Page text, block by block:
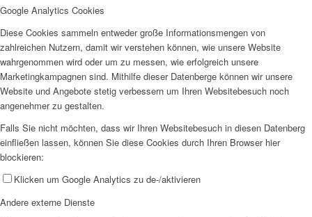
Google Analytics Cookies
Diese Cookies sammeln entweder große Informationsmengen von
zahlreichen Nutzern, damit wir verstehen können, wie unsere Website
wahrgenommen wird oder um zu messen, wie erfolgreich unsere
Marketingkampagnen sind. Mithilfe dieser Datenberge können wir unsere
Website und Angebote stetig verbessern um Ihren Websitebesuch noch
angenehmer zu gestalten.
Falls Sie nicht möchten, dass wir Ihren Websitebesuch in diesen Datenberg
einfließen lassen, können Sie diese Cookies durch Ihren Browser hier
blockieren:
Klicken um Google Analytics zu de-/aktivieren
Andere externe Dienste